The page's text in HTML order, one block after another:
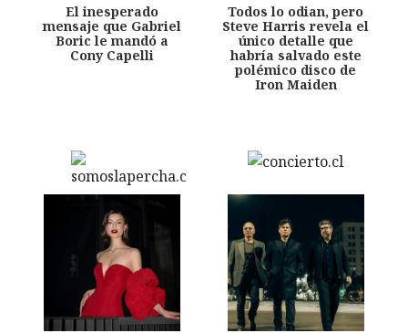
El inesperado
mensaje que Gabriel
Boric le mandó a
Cony Capelli
Todos lo odian, pero
Steve Harris revela el
único detalle que
habría salvado este
polémico disco de
Iron Maiden